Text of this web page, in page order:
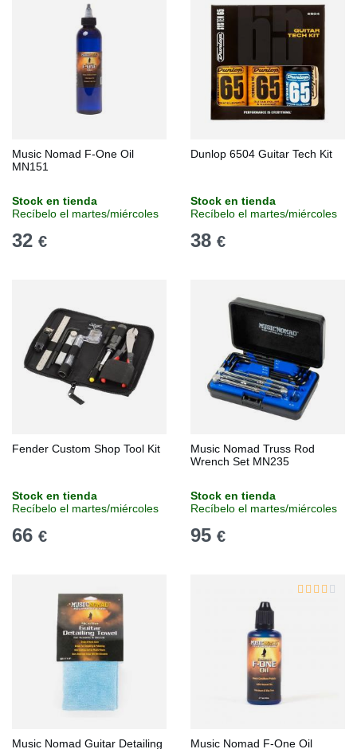
Music Nomad F-One Oil
MN151
Stock en tienda
Recíbelo el martes/miércoles
32 €
Dunlop 6504 Guitar Tech Kit
Stock en tienda
Recíbelo el martes/miércoles
38 €
Fender Custom Shop Tool Kit
Stock en tienda
Recíbelo el martes/miércoles
66 €
Music Nomad Truss Rod
Wrench Set MN235
Stock en tienda
Recíbelo el martes/miércoles
95 €
Music Nomad Guitar Detailing Music Nomad F-One Oil